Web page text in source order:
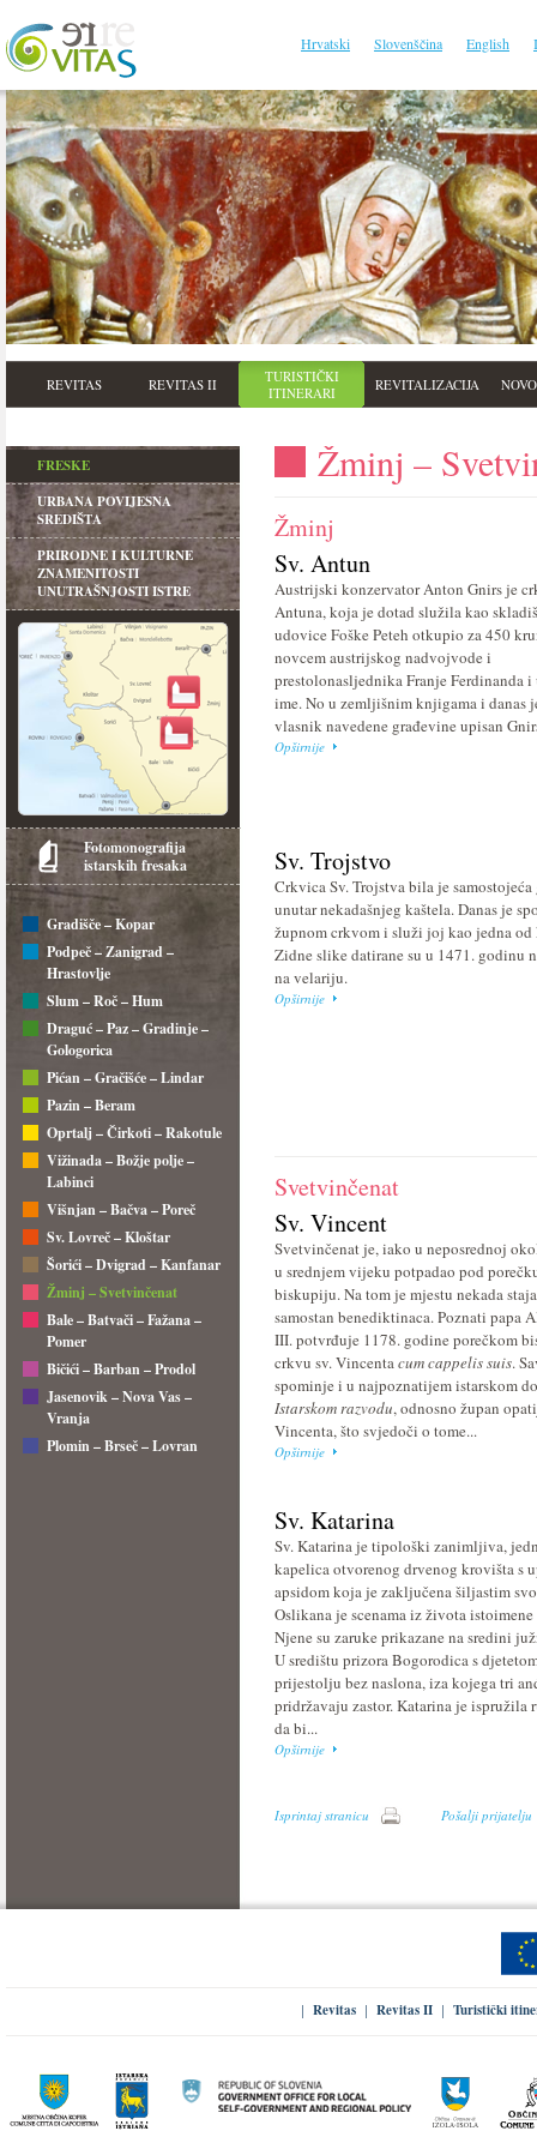
Hrvatski Slovenščina English
REVITAS REVITAS II
TURISTIČKI
ITINERARI
REVITALIZACIJA
FRESKE
URBANA POVIJESNA
SREDIŠTA
PRIRODNE I KULTURNE
ZNAMENITOSTI
UNUTRAŠNJOSTI ISTRE
Fotomonografija
istarskih fresaka
Gradišče – Kopar
Podpeč – Zanigrad –
Hrastovlje
Slum – Roč – Hum
Draguć – Paz – Gradinje –
Gologorica
Pićan – Gračišće – Lindar
Pazin – Beram
Oprtalj – Čirkoti – Rakotule
Vižinada – Božje polje –
Labinci
Višnjan – Bačva – Poreč
Sv. Lovreč – Kloštar
Šorići – Dvigrad – Kanfanar
Žminj – Svetvinčenat
Bale – Batvači – Fažana –
Pomer
Bičići – Barban – Prodol
Jasenovik – Nova Vas –
Vranja
Plomin – Brseč – Lovran
Žminj –
Žminj
Sv. Antun
Austrijski konzervator Anton Gnirs je
Antuna, koja je dotad služila kao
udovice Foške Peteh otkupio za 450
novcem austrijskog nadvojvode i
prestolonasljednika Franje Ferdinanda
ime. No u zemljišnim knjigama i danas
vlasnik navedene građevine upisan
Opširnije
Sv. Trojstvo
Crkvica Sv. Trojstva bila je
unutar nekadašnjeg kaštela. Danas je
župnom crkvom i služi joj kao jedna od
Zidne slike datirane su u 1471. godinu
na velariju.
Opširnije
Svetvinčenat
Sv. Vincent
Svetvinčenat je, iako u neposrednoj
u srednjem vijeku potpadao pod
biskupiju. Na tom je mjestu nekada
samostan benediktinaca. Poznati papa
III. potvrđuje 1178. godine porečkom
crkvu sv. Vincentacum cappelis suis.
spominje i u najpoznatijem istarskom
Istarskom razvodu, odnosno župan
Vincenta, što svjedoči o tome...
Opširnije
Sv. Katarina
Sv. Katarina je tipološki zanimljiva,
kapelica otvorenog drvenog krovišta s
apsidom koja je zaključena šiljastim
Oslikana je scenama iz života
Njene su zaruke prikazane na sredini
U središtu prizora Bogorodica s
prijestolju bez naslona, iza kojega tri
pridržavaju zastor. Katarina je ispružila
da bi...
Opširnije
Isprintaj stranicu Pošalji prijatelju
Revitas Revitas II Turistički